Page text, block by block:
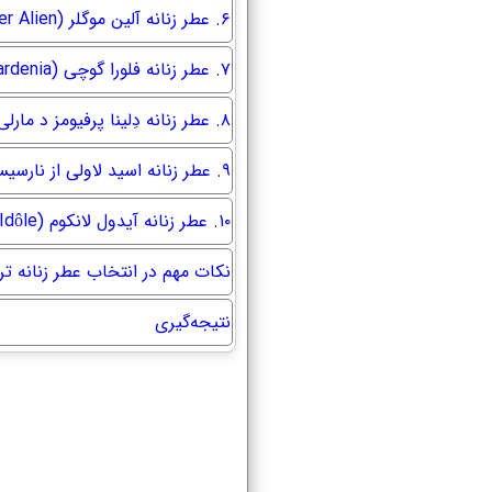
۶. عطر زنانه آلین موگلر (Mugler Alien)
۷. عطر زنانه فلورا گوچی (Gucci Flora Gorgeous Gardenia)
۸. عطر زنانه دِلینا پرفیومز د مارلی (Parfums de Marly Delina)
۹. عطر زنانه اسید لاولی از نارسيسو رودریگز (Narciso Rodriguez For Her Pure Musc)
۱۰. عطر زنانه آیدول لانکوم (Lancôme Idôle)
نکات مهم در انتخاب عطر زنانه
نتیجه‌گیری